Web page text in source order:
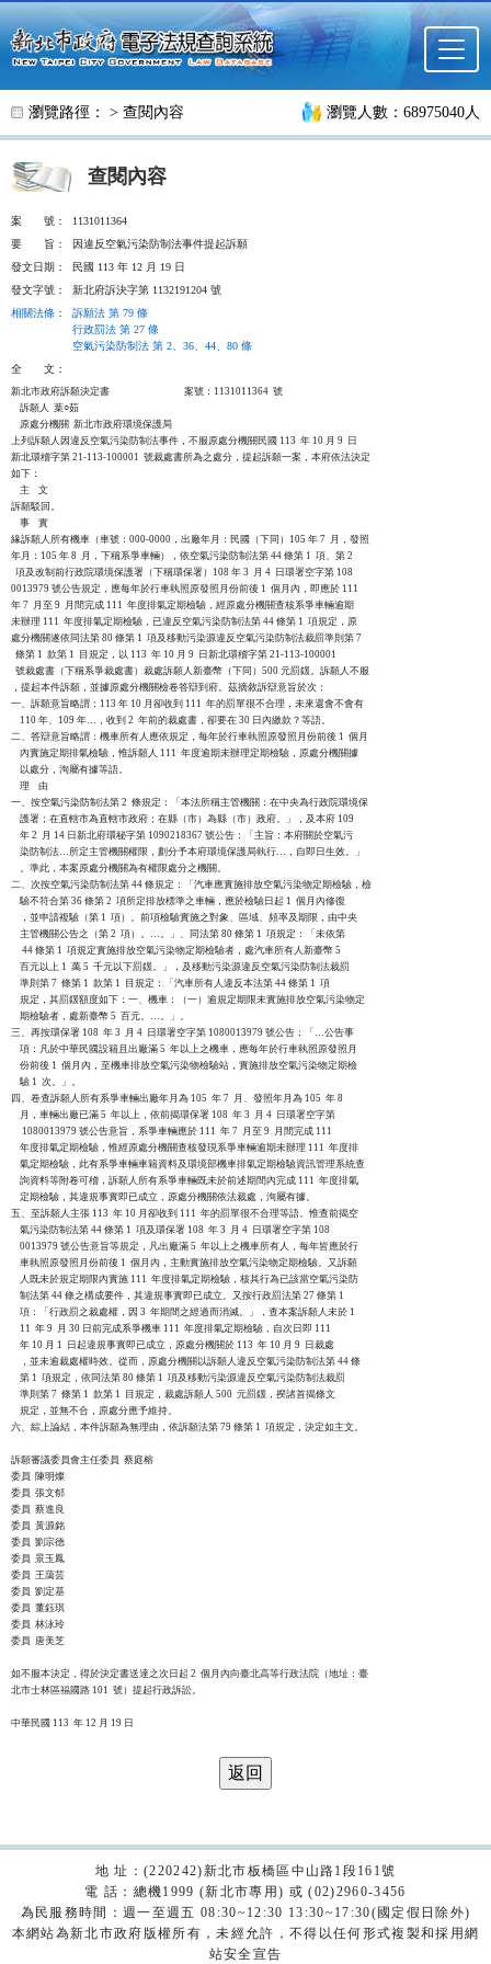
跳至主要內容
瀏覽路徑： > 查閱內容 瀏覽人數：68975040人
查閱內容
案 號：
1131011364
要
旨：
因違反空氣污染防制法事件提起訴願
發文日期：
民國 113 年 12 月 19 日
發文字號：
新北府訴決字第 1132191204 號
相關法條 ：
訴願法 第 79 條
行政罰法 第 27 條
空氣污染防制法 第 2、36、44、80 條
全
文：
新北市政府訴願決定書                                  案號：1131011364  號
    訴願人  葉○茹
    原處分機關  新北市政府環境保護局
上列訴願人因違反空氣污染防制法事件，不服原處分機關民國 113  年 10 月 9  日
新北環稽字第 21-113-100001  號裁處書所為之處分，提起訴願一案，本府依法決定
如下：
    主    文
訴願駁回。
    事    實
緣訴願人所有機車（車號：000-0000，出廠年月：民國（下同）105 年 7  月，發照
年月：105 年 8  月，下稱系爭車輛），依空氣污染防制法第 44 條第 1  項、第 2
  項及改制前行政院環境保護署（下稱環保署）108 年 3  月 4  日環署空字第 108
0013979 號公告規定，應每年於行車執照原發照月份前後 1  個月內，即應於 111
年 7  月至 9  月間完成 111  年度排氣定期檢驗，經原處分機關查核系爭車輛逾期
未辦理 111  年度排氣定期檢驗，已違反空氣污染防制法第 44 條第 1  項規定，原
處分機關遂依同法第 80 條第 1  項及移動污染源違反空氣污染防制法裁罰準則第 7
  條第 1  款第 1  目規定，以 113  年 10 月 9  日新北環稽字第 21-113-100001
  號裁處書（下稱系爭裁處書）裁處訴願人新臺幣（下同）500 元罰鍰。訴願人不服
，提起本件訴願，並據原處分機關檢卷答辯到府。茲摘敘訴辯意旨於次：
一、訴願意旨略謂：113 年 10 月卻收到 111  年的罰單很不合理，未來還會不會有
    110 年、109 年…，收到 2  年前的裁處書，卻要在 30 日內繳款？等語。
二、答辯意旨略謂：機車所有人應依規定，每年於行車執照原發照月份前後 1  個月
    內實施定期排氣檢驗，惟訴願人 111  年度逾期未辦理定期檢驗，原處分機關據
    以處分，洵屬有據等語。
    理    由
一、按空氣污染防制法第 2  條規定：「本法所稱主管機關：在中央為行政院環境保
    護署；在直轄市為直轄市政府；在縣（市）為縣（市）政府。」，及本府 109
    年 2  月 14 日新北府環秘字第 1090218367 號公告：「主旨：本府關於空氣污
    染防制法…所定主管機關權限，劃分予本府環境保護局執行…，自即日生效。」
    。準此，本案原處分機關為有權限處分之機關。
二、次按空氣污染防制法第 44 條規定：「汽車應實施排放空氣污染物定期檢驗，檢
    驗不符合第 36 條第 2  項所定排放標準之車輛，應於檢驗日起 1  個月內修復
    ，並申請複驗（第 1  項）。前項檢驗實施之對象、區域、頻率及期限，由中央
    主管機關公告之（第 2  項）。…。」、同法第 80 條第 1  項規定：「未依第
     44 條第 1  項規定實施排放空氣污染物定期檢驗者，處汽車所有人新臺幣 5
    百元以上 1  萬 5  千元以下罰鍰。」，及移動污染源違反空氣污染防制法裁罰
    準則第 7  條第 1  款第 1  目規定：「汽車所有人違反本法第 44 條第 1  項
    規定，其罰鍰額度如下：一、機車：（一）逾規定期限未實施排放空氣污染物定
    期檢驗者，處新臺幣 5  百元。…。」。
三、再按環保署 108  年 3  月 4  日環署空字第 1080013979 號公告：「…公告事
    項：凡於中華民國設籍且出廠滿 5  年以上之機車，應每年於行車執照原發照月
    份前後 1  個月內，至機車排放空氣污染物檢驗站，實施排放空氣污染物定期檢
    驗 1  次。」。
四、卷查訴願人所有系爭車輛出廠年月為 105  年 7  月、發照年月為 105  年 8
    月，車輛出廠已滿 5  年以上，依前揭環保署 108  年 3  月 4  日環署空字第
     1080013979 號公告意旨，系爭車輛應於 111  年 7  月至 9  月間完成 111
    年度排氣定期檢驗，惟經原處分機關查核發現系爭車輛逾期未辦理 111  年度排
    氣定期檢驗，此有系爭車輛車籍資料及環境部機車排氣定期檢驗資訊管理系統查
    詢資料等附卷可稽，訴願人所有系爭車輛既未於前述期間內完成 111  年度排氣
    定期檢驗，其違規事實即已成立，原處分機關依法裁處，洵屬有據。
五、至訴願人主張 113  年 10 月卻收到 111  年的罰單很不合理等語。惟查前揭空
    氣污染防制法第 44 條第 1  項及環保署 108  年 3  月 4  日環署空字第 108
    0013979 號公告意旨等規定，凡出廠滿 5  年以上之機車所有人，每年皆應於行
    車執照原發照月份前後 1  個月內，主動實施排放空氣污染物定期檢驗。又訴願
    人既未於規定期限內實施 111  年度排氣定期檢驗，核其行為已該當空氣污染防
    制法第 44 條之構成要件，其違規事實即已成立。又按行政罰法第 27 條第 1
    項：「行政罰之裁處權，因 3  年期間之經過而消滅。」，查本案訴願人未於 1
    11  年 9  月 30 日前完成系爭機車 111  年度排氣定期檢驗，自次日即 111
    年 10 月 1  日起違規事實即已成立，原處分機關於 113  年 10 月 9  日裁處
    ，並未逾裁處權時效。從而，原處分機關以訴願人違反空氣污染防制法第 44 條
    第 1  項規定，依同法第 80 條第 1  項及移動污染源違反空氣污染防制法裁罰
    準則第 7  條第 1  款第 1  目規定，裁處訴願人 500  元罰鍰，揆諸首揭條文
    規定，並無不合，原處分應予維持。
六、綜上論結，本件訴願為無理由，依訴願法第 79 條第 1  項規定，決定如主文。
訴願審議委員會主任委員  蔡庭榕
委員  陳明燦
委員  張文郁
委員  蔡進良
委員  黃源銘
委員  劉宗德
委員  景玉鳳
委員  王藹芸
委員  劉定基
委員  董鈺琪
委員  林泳玲
委員  唐美芝
如不服本決定，得於決定書送達之次日起 2  個月內向臺北高等行政法院（地址：臺
北市士林區福國路 101  號）提起行政訴訟。
地 址：(220242)新北市板橋區中山路1段161號
電 話：總機1999 (新北市專用) 或 (02)2960-3456
為民服務時間：週一至週五 08:30~12:30 13:30~17:30(國定假日除外)
本網站為新北市政府版權所有，未經允許，不得以任何形式複製和採用網
站安全宣告